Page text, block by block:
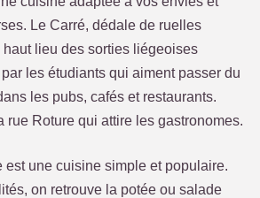
Le Carré, dédale de ruelles
lieu des sorties liégeoises
les étudiants qui aiment passer du
les pubs, cafés et restaurants.
rue Roture qui attire les gastronomes.
est une cuisine simple et populaire.
on retrouve la potée ou salade